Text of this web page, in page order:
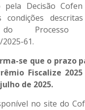
pela Decisão
condições
do Processo
2025-61.
se que o prazo
Fiscalize
de 2025.
no site do